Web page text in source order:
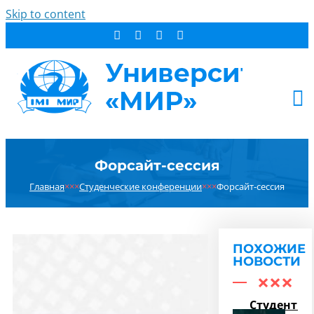
Skip to content
ДОПОБРАЗОВАНИЕ
Форсайт-сессия
Главная×××Студенческие конференции×××Форсайт-сессия
ПОХОЖИЕ
НОВОСТИ
Студенты